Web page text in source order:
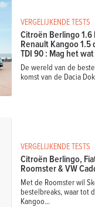
VERGELIJKENDE TESTS
Citroën Berlingo 1.6
Renault Kangoo 1.5
TDI 90 : Mag het
De wereld van de
komst van de Dacia
VERGELIJKENDE TESTS
Citroën Berlingo,
Roomster & VW
Met de Roomster wil
bestelbreaks, waar tot
Kangoo...